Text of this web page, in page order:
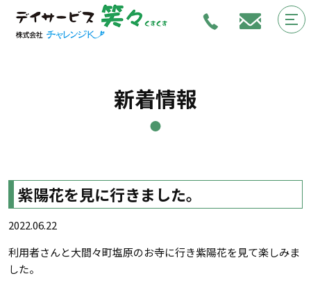
新着情報
紫陽花を見に行きました。
2022.06.22
利用者さんと大間々町塩原のお寺に行き紫陽花を見て楽しみま
した。